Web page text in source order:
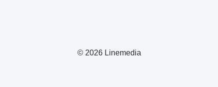
© 2026 Linemedia